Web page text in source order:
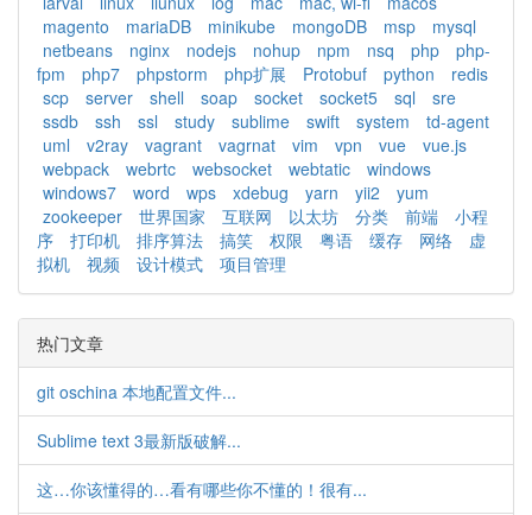
magento
mariaDB minikube mongoDB msp
mysql
netbeans
nginx nodejs nohup npm nsq php
php-
fpm
php7 phpstorm php扩展 Protobuf python
redis
scp
server shell soap socket socket5 sql
sre
ssdb
ssh ssl study sublime swift system
td-agent
uml
v2ray vagrant vagrnat vim vpn vue
vue.js
webpack
webrtc websocket webtatic
windows
windows7
word wps xdebug yarn yii2
yum
zookeeper
世界国家 互联网 以太坊 分类 前端
小程
序
打印机 排序算法 搞笑 权限 粤语 缓存 网络
虚
拟机
视频 设计模式 项目管理
热门文章
git oschina 本地配置文件...
Sublime text 3最新版破解...
这…你该懂得的…看有哪些你不懂的！很有...